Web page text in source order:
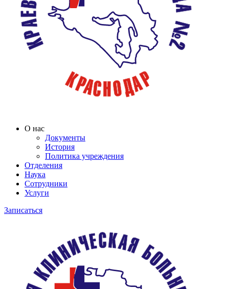
О нас
Документы
История
Политика учреждения
Отделения
Наука
Сотрудники
Услуги
Записаться